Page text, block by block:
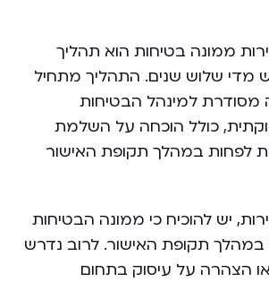
ממונה בטיחות הוא תהליך
מדי שלוש שנים. התהליך מתחיל
למינהל הבטיחות
כולל הוכחה על השלמת
לפחות במהלך תקופת האישור
יש להוכיח כי ממונה הבטיחות
תקופת האישור. לרוב נדרש
הצהרה על עיסוק בתחום